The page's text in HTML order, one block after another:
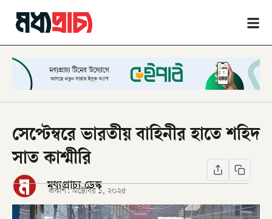
সেপ্টেম্বরে ভারতীয় বাহিনীর হাতে শহিদ
সাত কাশ্মীরি
মধ্যপ্রাচ্য ডেস্ক
প্রকাশ: অক্টোবর ১, ২০২৫